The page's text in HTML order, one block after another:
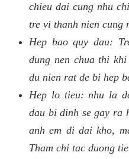
chieu dai cung nhu
tre vi thanh nien cung
Hep bao quy dau:
dung nen chua thi
du nien rat de bi hep
Hep lo tieu: nhu la
dau bi dinh se gay ra
anh em di dai kho,
Tham chi tac duong